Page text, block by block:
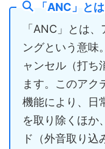
「ANC」と
「ANC」とは
ングという意味
ャンセル（打ち
ます。このアク
機能により、日
を取り除くほか
ド（外音取り